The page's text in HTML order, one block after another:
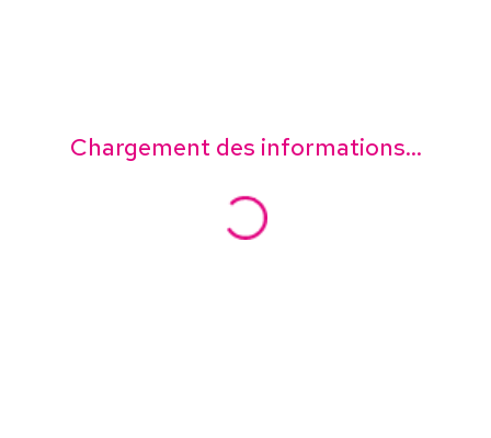
Chargement des informations...